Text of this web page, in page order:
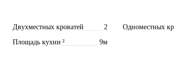
Двухместных кроватей 2 Одноместных
Площадь кухни 9м
²